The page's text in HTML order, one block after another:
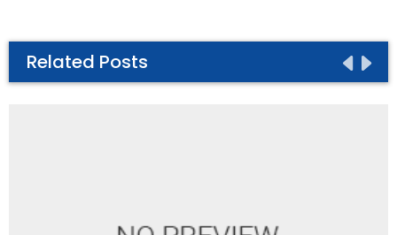
Related Posts